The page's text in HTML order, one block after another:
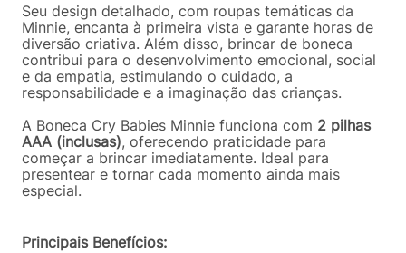
Seu design detalhado, com roupas temáticas da
Minnie, encanta à primeira vista e garante horas de
diversão criativa. Além disso, brincar de boneca
contribui para o desenvolvimento emocional, social
e da empatia, estimulando o cuidado, a
responsabilidade e a imaginação das crianças.
A Boneca Cry Babies Minnie funciona com 2 pilhas
AAA (inclusas), oferecendo praticidade para
começar a brincar imediatamente. Ideal para
presentear e tornar cada momento ainda mais
especial.
Principais Benefícios: